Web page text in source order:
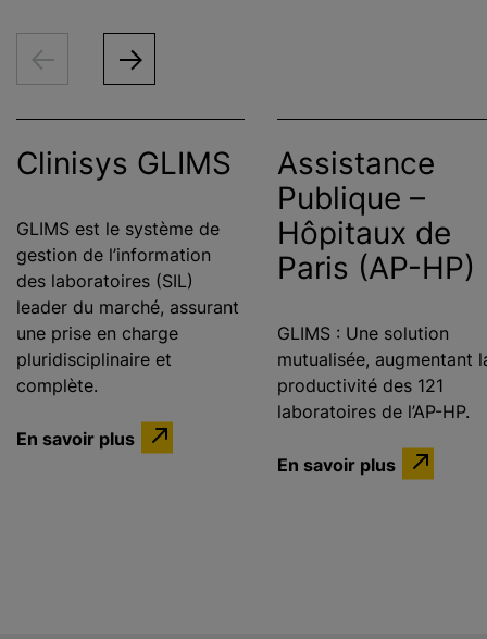
Clinisys GLIMS
GLIMS est le système de
gestion de l’information
des laboratoires (SIL)
leader du marché, assurant
une prise en charge
pluridisciplinaire et
complète.
En savoir plus
Assistance
Publique –
Hôpitaux de
Paris (AP-HP)
GLIMS : Une solution
mutualisée, augmentant
productivité des 121
laboratoires de l’AP-HP.
En savoir plus